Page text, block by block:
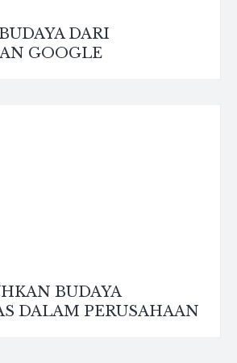
DARI
GOOGLE
BUDAYA
DALAM PERUSAHAAN